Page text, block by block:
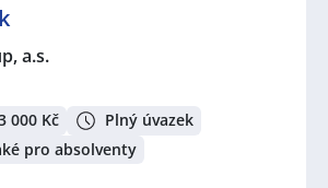
a.s.
000 Kč
Plný úvazek
pro absolventy